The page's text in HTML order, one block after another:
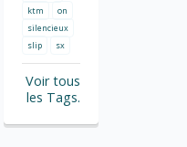
ktm
on
silencieux
slip
sx
Voir tous
les Tags.